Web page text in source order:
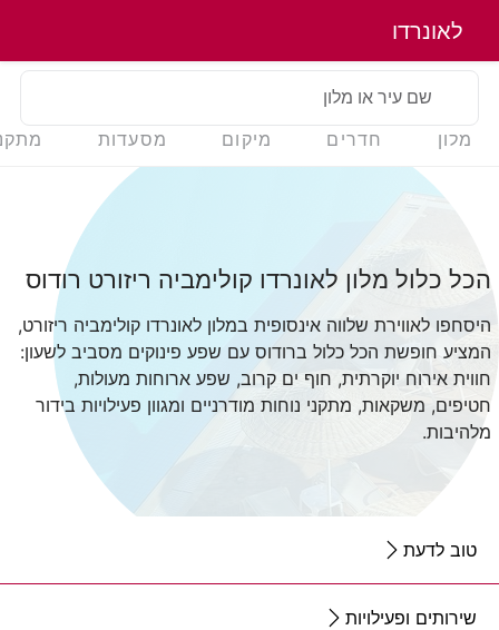
לאונרדו
שם עיר או מלון
מלון חדרים מיקום מסעדות
הכל כלול מלון לאונרדו קולימביה ריזורט רודוס
היסחפו לאווירת שלווה אינסופית במלון לאונרדו קולימביה ריזורט,
המציע חופשת הכל כלול ברודוס עם שפע פינוקים מסביב לשעון:
חווית אירוח יוקרתית, חוף ים קרוב, שפע ארוחות מעולות,
חטיפים, משקאות, מתקני נוחות מודרניים ומגוון פעילויות בידור
מלהיבות.
טוב לדעת
שירותים ופעילויות